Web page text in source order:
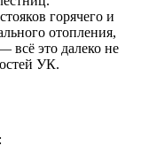
горячего и
отопления,
всё это далеко не
УК.
: